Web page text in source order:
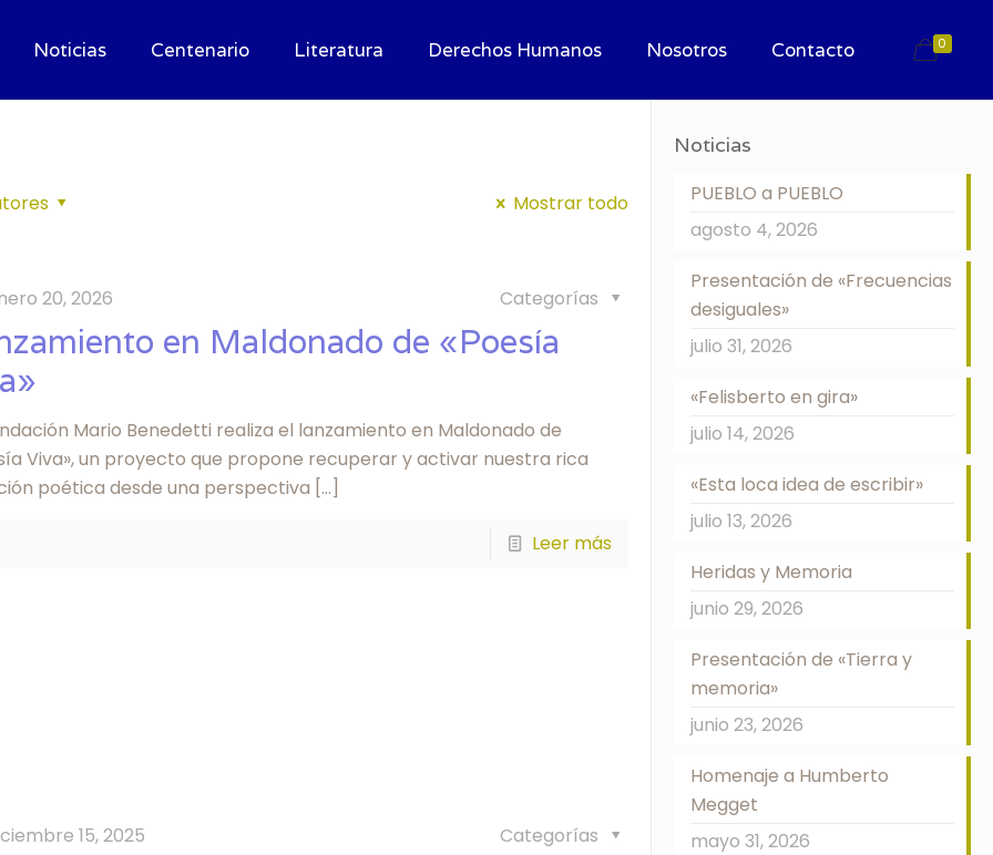
Noticias Centenario Literatura Derechos Humanos Nosotros Contacto 0
Mostrar todo
20, 2026 Categorías
en Maldonado de «Poesía
Mario Benedetti realiza el lanzamiento en Maldonado de
Viva», un proyecto que propone recuperar y activar nuestra rica
poética desde una perspectiva […]
Leer más
15, 2025 Categorías
Noticias
PUEBLO a PUEBLO
agosto 4, 2026
Presentación de «Frecuencias
desiguales»
julio 31, 2026
«Felisberto en gira»
julio 14, 2026
«Esta loca idea de escribir»
julio 13, 2026
Heridas y Memoria
junio 29, 2026
Presentación de «Tierra y
memoria»
junio 23, 2026
Homenaje a Humberto
Megget
mayo 31, 2026